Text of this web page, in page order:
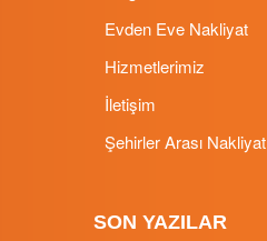
Evden Eve Nakliyat
Hizmetlerimiz
İletişim
Şehirler Arası Nakliyat
SON YAZILAR